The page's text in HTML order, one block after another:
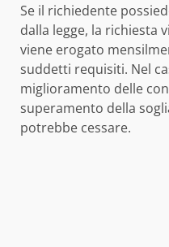
Se il richiedente
dalla legge, la richiesta
viene erogato
suddetti requisiti. Nel
miglioramento delle
superamento della
potrebbe cessare.